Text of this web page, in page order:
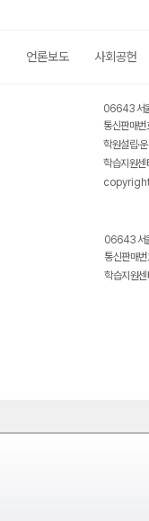
언론보도 사회공헌
06643 서
통신판매
학원설립·
학습지원
06643 서
통신판매
학습지원